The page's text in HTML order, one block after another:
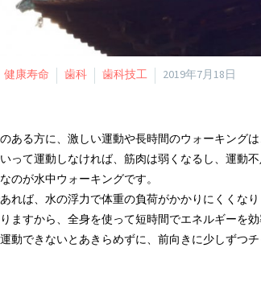
健康寿命 歯科 歯科技工 2019年7月18日
ある方に、激しい運動や長時間のウォーキングは
って運動しなければ、筋肉は弱くなるし、運動不
のが水中ウォーキングです。
れば、水の浮力で体重の負荷がかかりにくくなり
ますから、全身を使って短時間でエネルギーを効
動できないとあきらめずに、前向きに少しずつ